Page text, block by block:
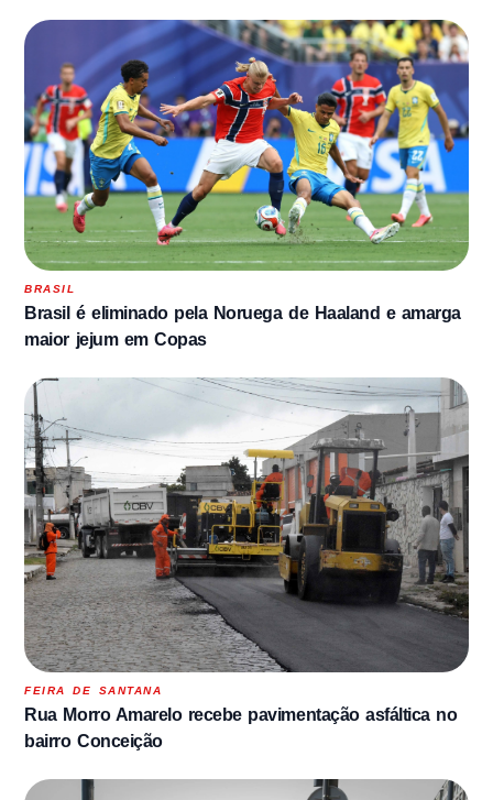
BRASIL
Brasil é eliminado pela Noruega de Haaland e amarga
maior jejum em Copas
FEIRA DE SANTANA
Rua Morro Amarelo recebe pavimentação asfáltica no
bairro Conceição